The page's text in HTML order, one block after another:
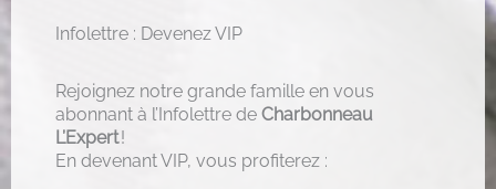
Infolettre : Devenez VIP
Rejoignez notre grande famille en vous
abonnant à l’Infolettre de Charbonneau
L’Expert!
En devenant VIP, vous profiterez :